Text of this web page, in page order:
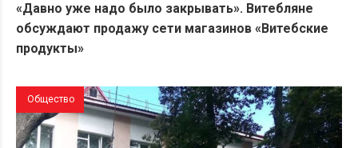
«Давно уже надо было закрывать». Витебляне
обсуждают продажу сети магазинов «Витебские
продукты»
Общество